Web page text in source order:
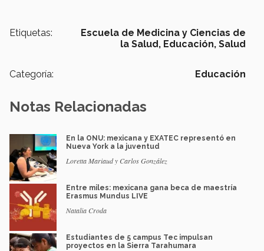
Etiquetas:
Escuela de Medicina y Ciencias de
la Salud, Educación, Salud
Categoría: Educación
Notas Relacionadas
En la ONU: mexicana y EXATEC representó en
Nueva York a la juventud
Loretta Mariaud y Carlos González
Entre miles: mexicana gana beca de maestría
Erasmus Mundus LIVE
Natalia Croda
Estudiantes de 5 campus Tec impulsan
proyectos en la Sierra Tarahumara